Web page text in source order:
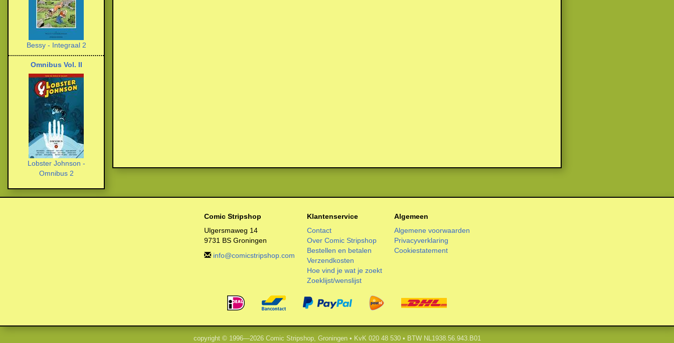
Bessy - Integraal 2
Omnibus Vol. II
Lobster Johnson -
Omnibus 2
Comic Stripshop
Ulgersmaweg 14
9731 BS Groningen
info@comicstripshop.com
Klantenservice
Contact
Over Comic Stripshop
Bestellen en betalen
Verzendkosten
Hoe vind je wat je zoekt
Zoeklijst/wenslijst
Algemeen
Algemene voorwaarden
Privacyverklaring
Cookiestatement
copyright © 1996—2026 Comic Stripshop, Groningen • KvK 020 48 530 • BTW NL1938.56.943.B01